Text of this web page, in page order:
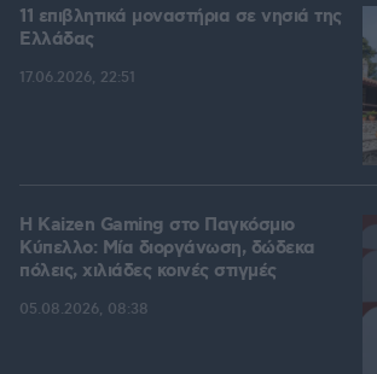
11 επιβλητικά μοναστήρια σε νησιά της
Ελλάδας
17.06.2026, 22:51
H Kaizen Gaming στο Παγκόσμιο
Kύπελλο: Μία διοργάνωση, δώδεκα
πόλεις, χιλιάδες κοινές στιγμές
05.08.2026, 08:38